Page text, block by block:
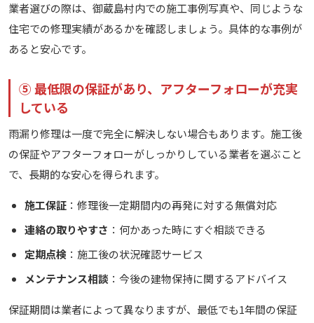
業者選びの際は、御蔵島村内での施工事例写真や、同じような
住宅での修理実績があるかを確認しましょう。具体的な事例が
あると安心です。
⑤ 最低限の保証があり、アフターフォローが充実
している
雨漏り修理は一度で完全に解決しない場合もあります。施工後
の保証やアフターフォローがしっかりしている業者を選ぶこと
で、長期的な安心を得られます。
施工保証：修理後一定期間内の再発に対する無償対応
連絡の取りやすさ ：何かあった時にすぐ相談できる
定期点検：施工後の状況確認サービス
メンテナンス相談 ：今後の建物保持に関するアドバイス
保証期間は業者によって異なりますが、最低でも1年間の保証